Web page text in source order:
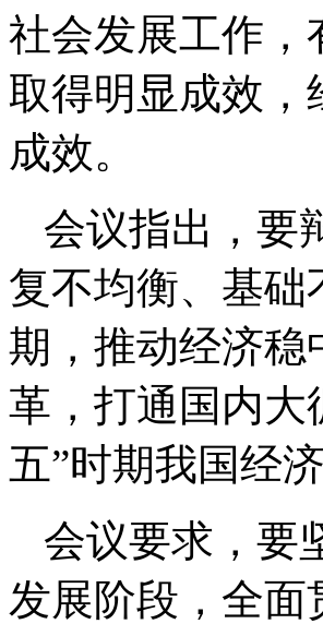
社会发展工作，
取得明显成效，
成效。
会议指出，要
复不均衡、基
期，推动经济稳
革，打通国内大
五”时期我国经
会议要求，要
发展阶段，全